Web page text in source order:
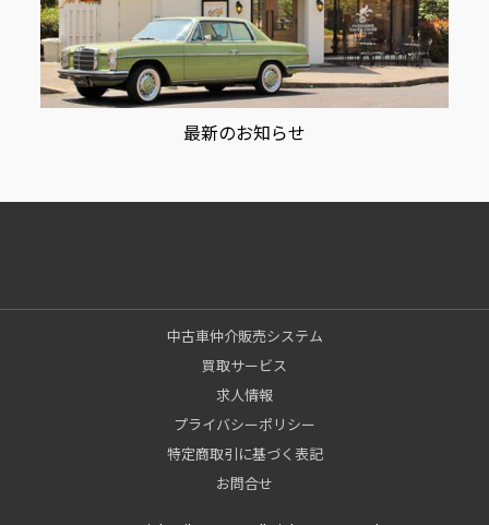
最新のお知らせ
中古車仲介販売システム
買取サービス
求人情報
プライバシーポリシー
特定商取引に基づく表記
お問合せ